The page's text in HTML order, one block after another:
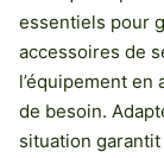
essentiels pour
accessoires de
l’équipement
de besoin.
situation